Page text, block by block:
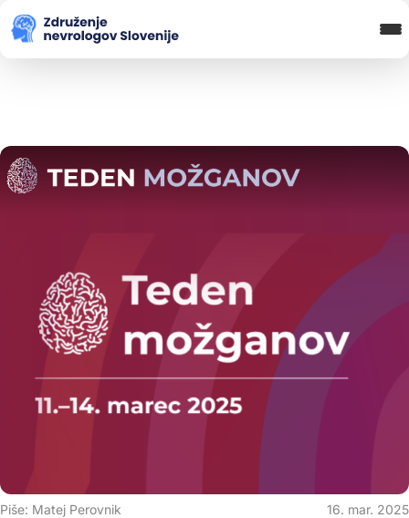
Blog in novice
Koledar Dogodkov
Piše: Matej Perovnik 16. mar. 2025